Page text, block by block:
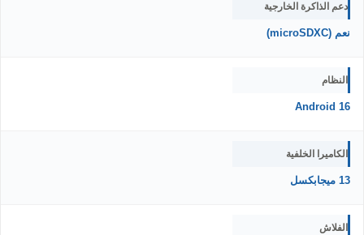
دعم الذاكرة الخارجية
نعم (microSDXC)
النظام
Android 16
الكاميرا الخلفية
13 ميجابكسل
الفلاش